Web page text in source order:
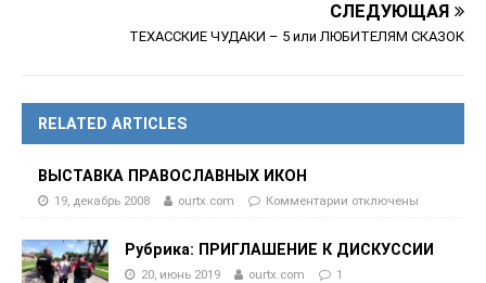
СЛЕДУЮЩАЯ
ТЕХАССКИЕ ЧУДАКИ – 5 или ЛЮБИТЕЛЯМ СКАЗОК
RELATED ARTICLES
ВЫСТАВКА ПРАВОСЛАВНЫХ ИКОН
19, декабрь 2008 ourtx.com Комментарии отключены
Рубрика: ПРИГЛАШЕНИЕ К ДИСКУССИИ
20, июнь 2019 ourtx.com 1